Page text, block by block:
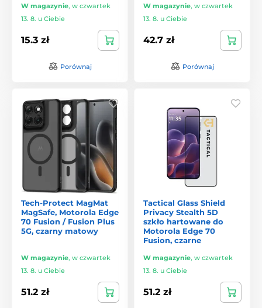
W magazynie, w czwartek
13. 8. u Ciebie
15.3 zł
Porównaj
W magazynie, w czwartek
13. 8. u Ciebie
42.7 zł
Porównaj
Tech-Protect MagMat
MagSafe, Motorola Edge
70 Fusion / Fusion Plus
5G, czarny matowy
W magazynie, w czwartek
13. 8. u Ciebie
51.2 zł
Tactical Glass Shield
Privacy Stealth 5D
szkło hartowane do
Motorola Edge 70
Fusion, czarne
W magazynie, w czwartek
13. 8. u Ciebie
51.2 zł